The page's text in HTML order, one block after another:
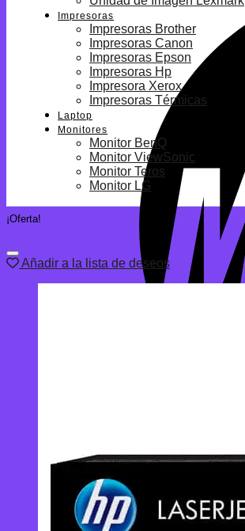
Impresoras
Impresoras Brother
Impresoras Canon
Impresoras Epson
Impresoras Hp
Impresora Xerox
Impresoras Térmicas
Laptop
Monitores
Monitor BenQ
Monitor ViewSonic
Monitor Teros
Monitor LG
¡Oferta!
Añadir a la lista de deseos